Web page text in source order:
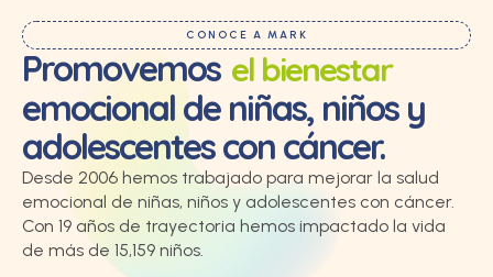
CONOCE A MARK
Promovemos el bienestar
emocional de niñas, niños y
adolescentes con cáncer.
Desde 2006 hemos trabajado para mejorar la salud
emocional de niñas, niños y adolescentes con cáncer.
Con 19 años de trayectoria hemos impactado la vida
de más de 15,159 niños.